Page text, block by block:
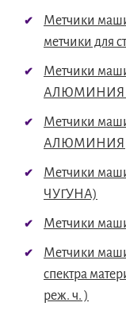
Метчики
метчики для
Метчики
АЛЮМИНИЯ и
Метчики
АЛЮМИНИЯ
Метчики
ЧУГУНА)
Метчики
Метчики
спектра
реж. ч. )